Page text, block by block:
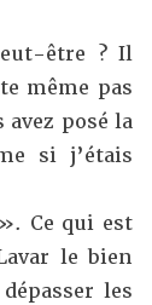
être ? Il
même pas
posé la
si j’étais
Ce qui est
le bien
les